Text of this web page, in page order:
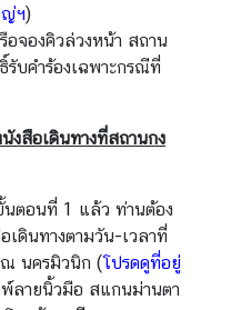
ญ่ฯ)
จองคิวล่วงหน้า สถาน
บคำร้องเฉพาะกรณีที่
งสือเดินทางที่สถานกง
นตอนที่ 1 แล้ว ท่านต้อง
เดินทางตามวัน-เวลาที่
นครมิวนิก (โปรดดูที่อยู่
ลายนิ้วมือ สแกนม่านตา